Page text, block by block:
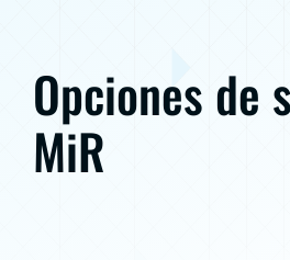
Opciones de
MiR